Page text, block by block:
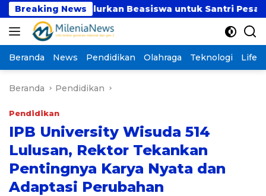
Langsung
ke
konten
Breaking News
Salurkan Beasiswa untuk Santri Pesantren
Beranda News Pendidikan Olahraga Teknologi
Beranda Pendidikan
Pendidikan
IPB University Wisuda 514
Lulusan, Rektor Tekankan
Pentingnya Karya Nyata dan
Adaptasi Perubahan